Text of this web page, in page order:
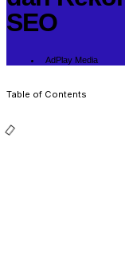
SEO
AdPlay Media
Table of Contents